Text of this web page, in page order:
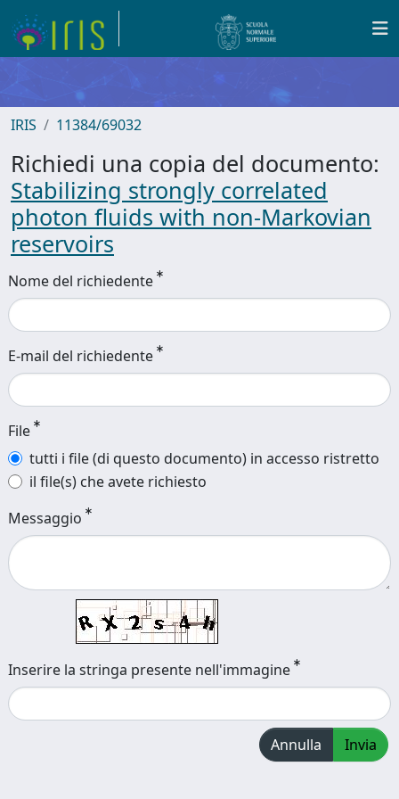
IRIS 11384/69032
Richiedi una copia del documento:
Stabilizing strongly correlated
photon fluids with non-Markovian
reservoirs
Nome del richiedente
E-mail del richiedente
File
tutti i file (di questo documento) in accesso ristretto
il file(s) che avete richiesto
Messaggio
Inserire la stringa presente nell'immagine
Annulla Invia